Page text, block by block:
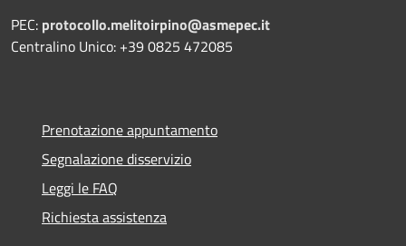
PEC: protocollo.melitoirpino@asmepec.it
Centralino Unico: +39 0825 472085
Prenotazione appuntamento
Segnalazione disservizio
Leggi le FAQ
Richiesta assistenza